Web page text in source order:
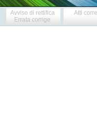
Avviso di rettifica
Errata corrige
Atti